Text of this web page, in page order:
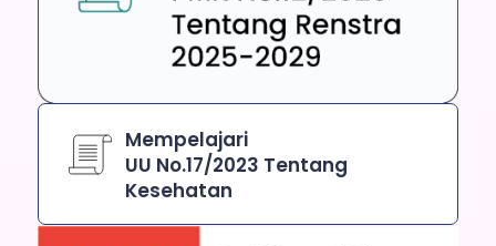
Mempelajari
UU No.17/2023 Tentang
Kesehatan